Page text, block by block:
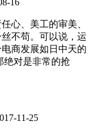
16
心、美工的审美、
不苟。可以说，运
商发展如日中天的
绝对是非常的抢
11-25